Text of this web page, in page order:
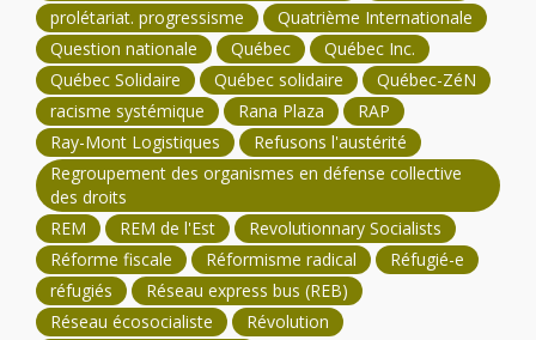
prolétariat. progressisme
Quatrième Internationale
Question nationale
Québec
Québec Inc.
Québec Solidaire
Québec solidaire
Québec-ZéN
racisme systémique
Rana Plaza
RAP
Ray-Mont Logistiques
Refusons l'austérité
Regroupement des organismes en défense collective
des droits
REM
REM de l'Est
Revolutionnary Socialists
Réforme fiscale
Réformisme radical
Réfugié-e
réfugiés
Réseau express bus (REB)
Réseau écosocialiste
Révolution